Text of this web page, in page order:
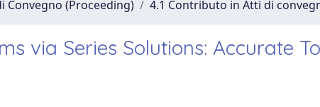
Convegno (Proceeding) 4.1 Contributo in Atti di
via Series Solutions: Accurate